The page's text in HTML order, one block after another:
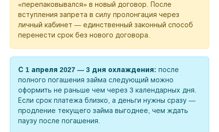
«перепаковывался» в новый договор. После
вступления запрета в силу пролонгация через
личный кабинет — единственный законный способ
перенести срок без нового договора.
С 1 апреля 2027 — 3 дня охлаждения: после
полного погашения займа следующий можно
оформить не раньше чем через 3 календарных дня.
Если срок платежа близко, а деньги нужны сразу —
продление текущего займа выгоднее, чем ждать
паузу после погашения.